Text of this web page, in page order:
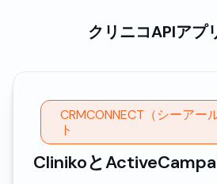
クリニコAPIアプ
CRMCONNECT（シーアー
ト
Clinikoと